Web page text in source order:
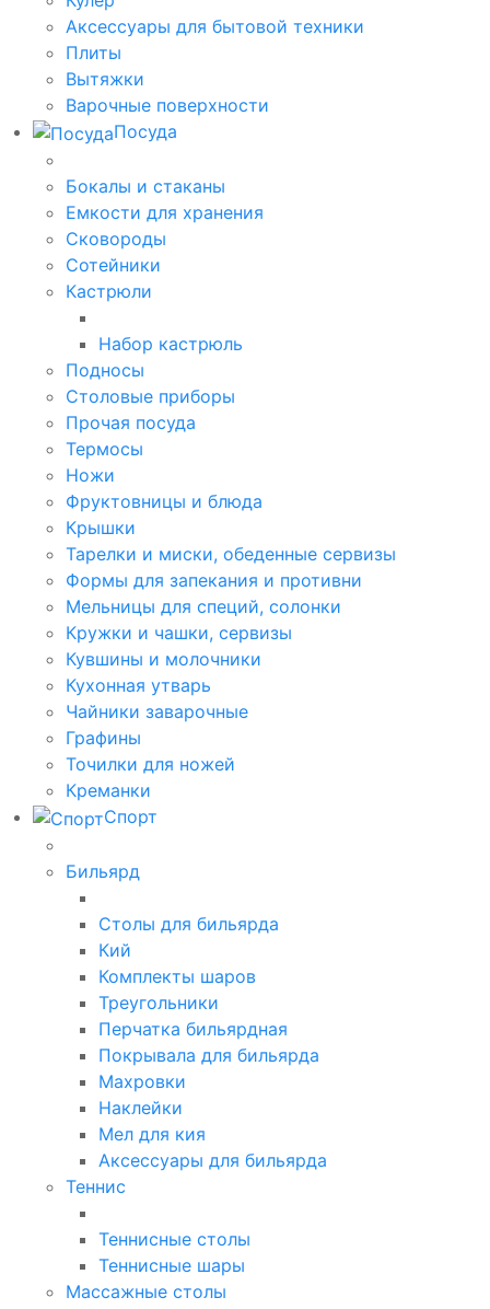
Аксессуары для бытовой техники
Плиты
Вытяжки
Варочные поверхности
Посуда
Бокалы и стаканы
Емкости для хранения
Сковороды
Сотейники
Кастрюли
Набор кастрюль
Подносы
Столовые приборы
Прочая посуда
Термосы
Ножи
Фруктовницы и блюда
Крышки
Тарелки и миски, обеденные сервизы
Формы для запекания и противни
Мельницы для специй, солонки
Кружки и чашки, сервизы
Кувшины и молочники
Кухонная утварь
Чайники заварочные
Графины
Точилки для ножей
Креманки
Спорт
Бильярд
Столы для бильярда
Кий
Комплекты шаров
Треугольники
Перчатка бильярдная
Покрывала для бильярда
Махровки
Наклейки
Мел для кия
Аксессуары для бильярда
Теннис
Теннисные столы
Теннисные шары
Массажные столы